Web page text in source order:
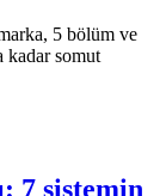
5 bölüm ve
kadar somut
7 sistemin